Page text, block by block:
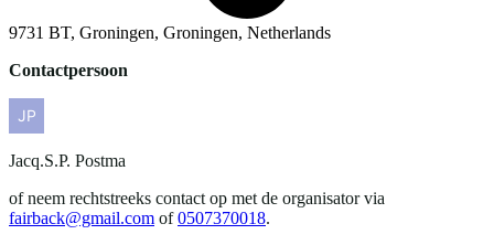
9731 BT, Groningen, Groningen, Netherlands
Contactpersoon
Jacq.S.P. Postma
of neem rechtstreeks contact op met de organisator via
fairback@gmail.com of 0507370018.